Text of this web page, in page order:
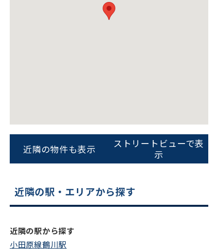
スムーズにご案内できます
0120-620-213
近隣の物件も表示
ストリートビューで表
示
近隣の駅・エリアから探す
近隣の駅から探す
小田原線鶴川駅